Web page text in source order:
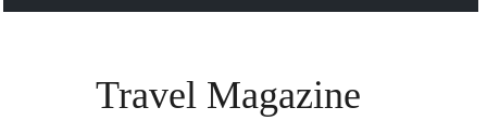
Travel Magazine